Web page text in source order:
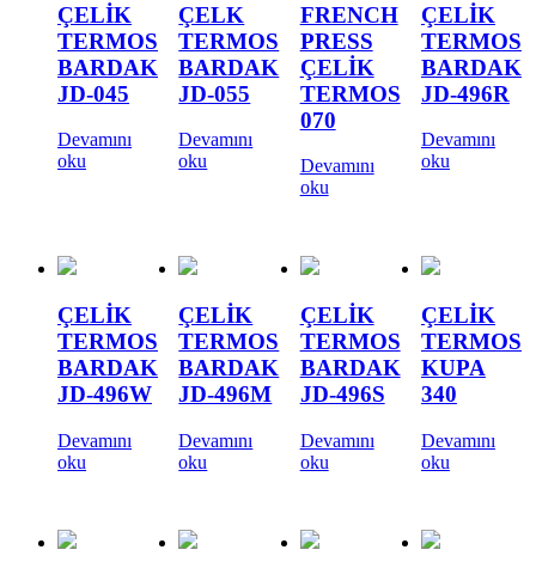
ÇELİK
TERMOS
BARDAK
JD-045
Devamını
oku
ÇELK
TERMOS
BARDAK
JD-055
Devamını
oku
FRENCH
PRESS
ÇELİK
TERMOS
070
Devamını
oku
ÇELİK
TERMOS
BARDAK
JD-496R
Devamını
oku
ÇELİK
TERMOS
BARDAK
JD-496W
Devamını
oku
ÇELİK
TERMOS
BARDAK
JD-496M
Devamını
oku
ÇELİK
TERMOS
BARDAK
JD-496S
Devamını
oku
ÇELİK
TERMOS
KUPA
340
Devamını
oku